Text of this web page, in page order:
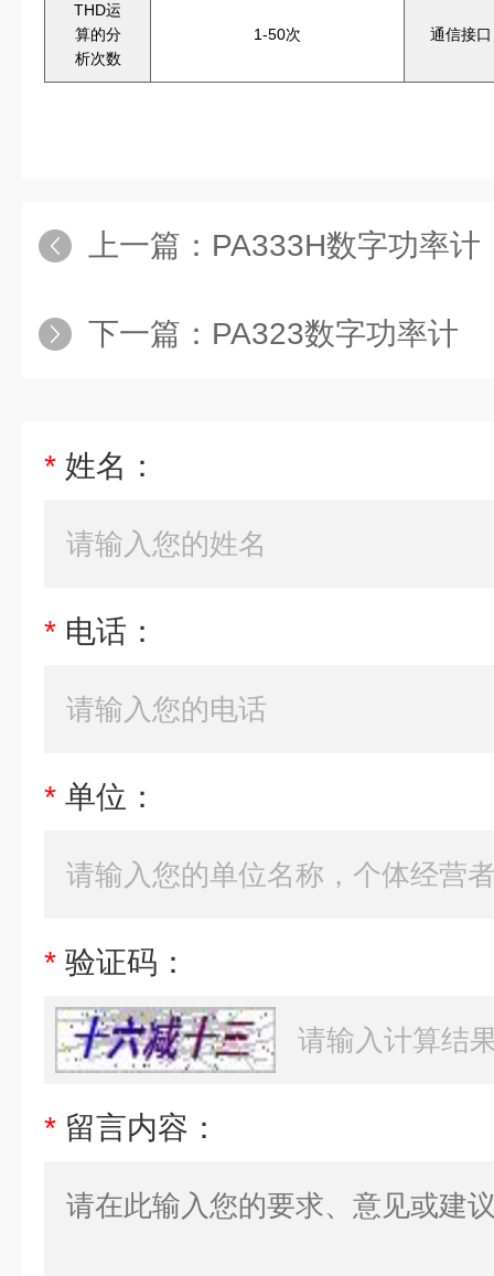
THD运
算的分
析次数
1-50次 通信接口
上一篇： PA333H数字功率计
下一篇： PA323数字功率计
* 姓名：
* 电话：
* 单位：
* 验证码：
* 留言内容：